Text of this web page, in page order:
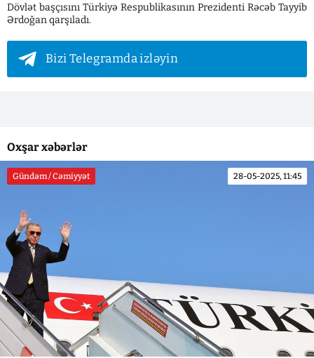
Dövlət başçısını Türkiyə Respublikasının Prezidenti Rəcəb Tayyib
Ərdoğan qarşıladı.
Bizi Telegramda izləyin
Oxşar xəbərlər
Gündəm / Cəmiyyət 28-05-2025, 11:45